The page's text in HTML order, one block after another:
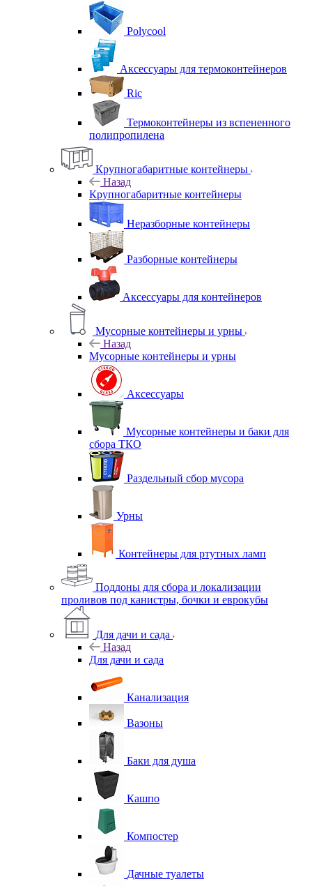
Polycool
Аксессуары для термоконтейнеров
Ric
Термоконтейнеры из вспененного
полипропилена
Крупногабаритные контейнеры
Назад
Крупногабаритные контейнеры
Неразборные контейнеры
Разборные контейнеры
Аксессуары для контейнеров
Мусорные контейнеры и урны
Назад
Мусорные контейнеры и урны
Аксессуары
Мусорные контейнеры и баки для
сбора ТКО
Раздельный сбор мусора
Урны
Контейнеры для ртутных ламп
Поддоны для сбора и локализации
проливов под канистры, бочки и еврокубы
Для дачи и сада
Назад
Для дачи и сада
Канализация
Вазоны
Баки для душа
Кашпо
Компостер
Дачные туалеты